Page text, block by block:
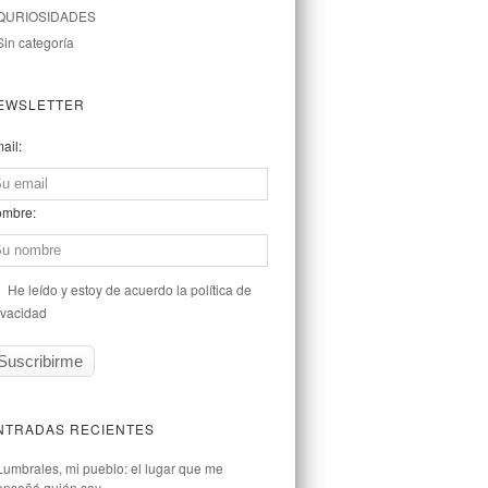
categoría
He leído y estoy de acuerdo la política de
RECIENTES
mi pueblo: el lugar que me